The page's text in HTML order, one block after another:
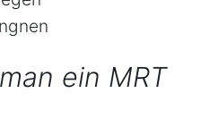
ein MRT